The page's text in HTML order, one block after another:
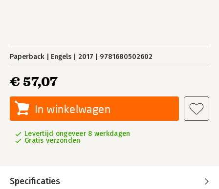
Paperback Engels 2017 9781680502602
€ 57,07
In winkelwagen
Levertijd ongeveer 8 werkdagen
Gratis verzonden
Specificaties